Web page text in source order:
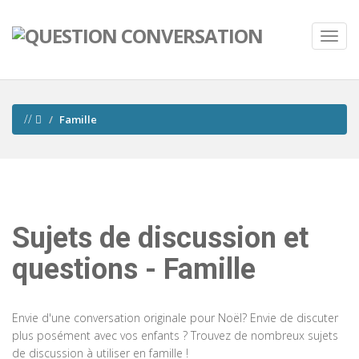
// Famille
Sujets de discussion et
questions - Famille
Envie d'une conversation originale pour Noël? Envie de discuter
plus posément avec vos enfants ? Trouvez de nombreux sujets
de discussion à utiliser en famille !